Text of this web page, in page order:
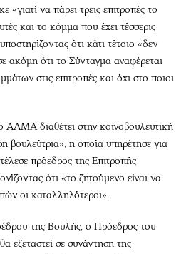
να πάρει τρεις επιτροπές το
και το κόμμα που έχει τέσσερις
ότι κάτι τέτοιο «δεν
ακόμη ότι το Σύνταγμα αναφέρεται
στις επιτροπές και όχι στο ποιοι
διαθέτει στην κοινοβουλευτική
βουλεύτρια», η οποία υπηρέτησε για
πρόεδρος της Επιτροπής
ότι «το ζητούμενο είναι να
οι καταλληλότεροι».
της Βουλής, ο Πρόεδρος του
εξεταστεί σε συνάντηση της